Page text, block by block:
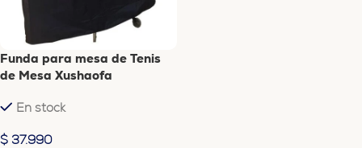
Funda para mesa de Tenis
de Mesa Xushaofa
En stock
$ 37.990